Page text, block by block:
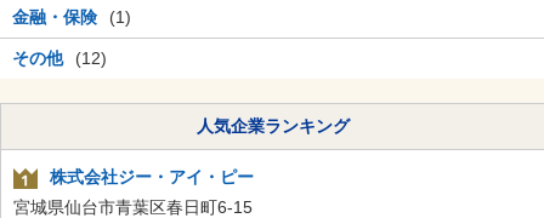
金融・保険 (1)
その他 (12)
人気企業ランキング
株式会社ジー・アイ・ピー
宮城県仙台市青葉区春日町6-15